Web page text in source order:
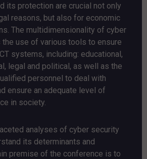
its protection are crucial not only
reasons, but also for economic
The multidimensionality of cyber
use of various tools to ensure
systems, including: educational,
legal and political, as well as the
personnel to deal with
ensure an adequate level of
in society.
analyses of cyber security
its determinants and
premise of the conference is to